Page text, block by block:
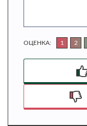
ОЦЕНКА: 1 2